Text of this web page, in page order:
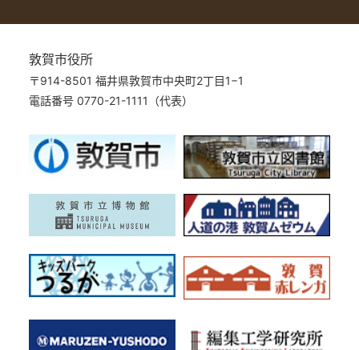
敦賀市役所
〒914-8501 福井県敦賀市中央町2丁目1−1
電話番号 0770-21-1111（代表）